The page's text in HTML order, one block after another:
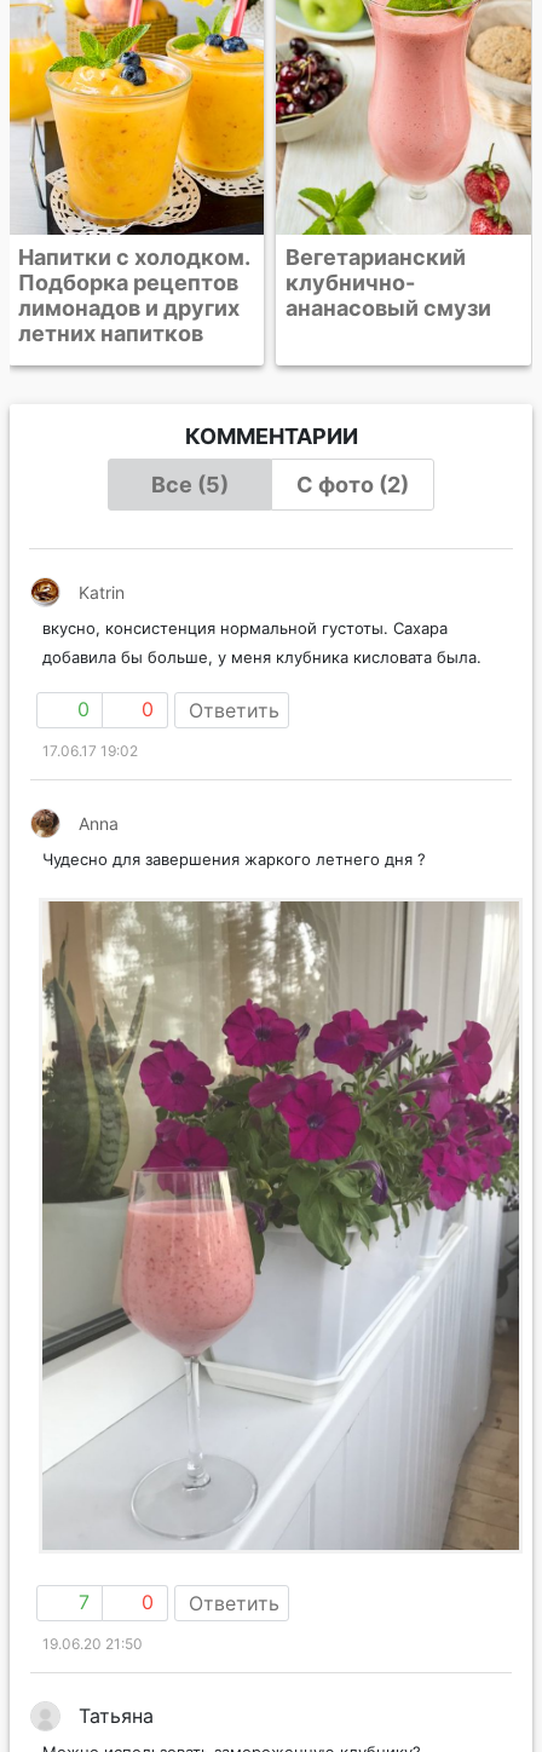
Вегетарианский
клубнично-
ананасовый смузи
абрикосом
КОММЕНТАРИИ
Все (5)
С фото (2)
Katrin
вкусно, консистенция нормальной густоты. Сахара
добавила бы больше, у меня клубника кисловата была.
0 0 Ответить
17.06.17 19:02
Anna
Чудесно для завершения жаркого летнего дня ?
7 0 Ответить
19.06.20 21:50
Татьяна